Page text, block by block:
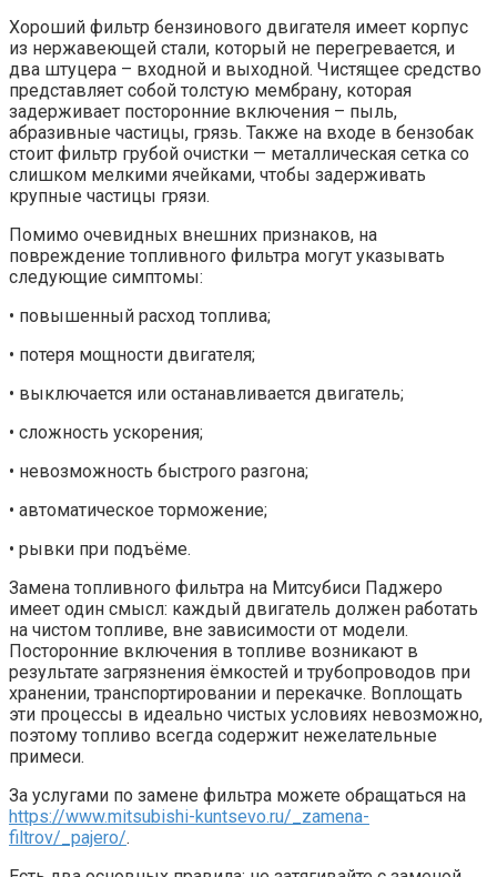
Хороший фильтр бензинового двигателя имеет корпус
из нержавеющей стали, который не перегревается, и
два штуцера – входной и выходной. Чистящее средство
представляет собой толстую мембрану, которая
задерживает посторонние включения – пыль,
абразивные частицы, грязь. Также на входе в бензобак
стоит фильтр грубой очистки — металлическая сетка со
слишком мелкими ячейками, чтобы задерживать
крупные частицы грязи.
Помимо очевидных внешних признаков, на
повреждение топливного фильтра могут указывать
следующие симптомы:
• повышенный расход топлива;
• потеря мощности двигателя;
• выключается или останавливается двигатель;
• сложность ускорения;
• невозможность быстрого разгона;
• автоматическое торможение;
• рывки при подъёме.
Замена топливного фильтра на Митсубиси Паджеро
имеет один смысл: каждый двигатель должен работать
на чистом топливе, вне зависимости от модели.
Посторонние включения в топливе возникают в
результате загрязнения ёмкостей и трубопроводов при
хранении, транспортировании и перекачке. Воплощать
эти процессы в идеально чистых условиях невозможно,
поэтому топливо всегда содержит нежелательные
примеси.
За услугами по замене фильтра можете обращаться на
https://www.mitsubishi-kuntsevo.ru/_zamena-
filtrov/_pajero/.